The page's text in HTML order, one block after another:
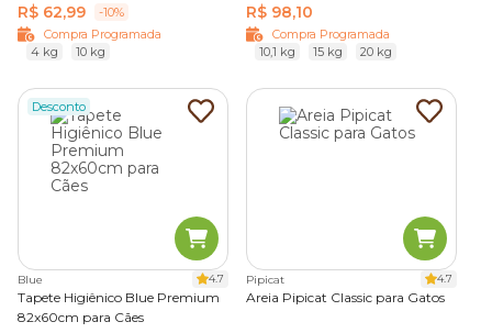
R$ 62,99
-10%
Compra Programada
4 kg
10 kg
R$ 98,10
Compra Programada
10,1 kg
15 kg 20 kg
Desconto
Blue 4.7
Tapete Higiênico Blue Premium
82x60cm para Cães
Pipicat 4.7
Areia Pipicat Classic para Gatos